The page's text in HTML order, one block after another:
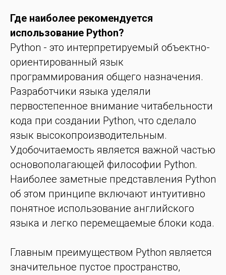
Где наиболее рекомендуется
использование Python?
Python - это интерпретируемый объектно-
ориентированный язык
программирования общего назначения.
Разработчики языка уделяли
первостепенное внимание читабельности
кода при создании Python, что сделало
язык высокопроизводительным.
Удобочитаемость является важной частью
основополагающей философии Python.
Наиболее заметные представления Python
об этом принципе включают интуитивно
понятное использование английского
языка и легко перемещаемые блоки кода.
Главным преимуществом Python является
значительное пустое пространство,